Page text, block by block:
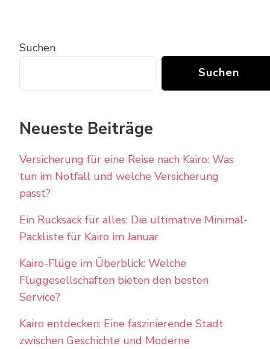
Suchen
Suchen
Neueste Beiträge
Versicherung für eine Reise nach Kairo: Was
tun im Notfall und welche Versicherung
passt?
Ein Rucksack für alles: Die ultimative Minimal-
Packliste für Kairo im Januar
Kairo-Flüge im Überblick: Welche
Fluggesellschaften bieten den besten
Service?
Kairo entdecken: Eine faszinierende Stadt
zwischen Geschichte und Moderne